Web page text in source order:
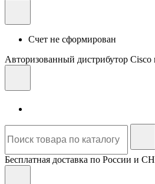
Счет не сформирован
Авторизованный дистрибутор
Бесплатная доставка по России и